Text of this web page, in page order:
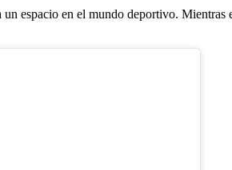
espacio en el mundo deportivo.